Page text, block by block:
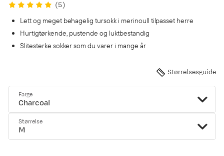
(5)
Lett og meget behagelig tursokk i merinoull tilpasset herre
Hurtigtørkende, pustende og luktbestandig
Slitesterke sokker som du varer i mange år
Størrelsesguide
Farge
Charcoal
Størrelse
M